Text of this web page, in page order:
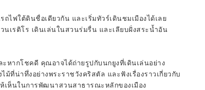
ฟใต้ดินชื่อเดียวกัน และเริ่มทัวร์เดินชมเมืองได้เลย
เรติโร เดินเล่นในสวนร่มรื่น และเลียบฝั่งสระน้ำอัน
ากโชคดี คุณอาจได้ถ่ายรูปกับนกยูงที่เดินเล่นอย่าง
ที่น่าทึ่งอย่างพระราชวังคริสตัล และฟังเรื่องราวเกี่ยวกับ
เห็นในการพัฒนาสวนสาธารณะหลักของเมือง